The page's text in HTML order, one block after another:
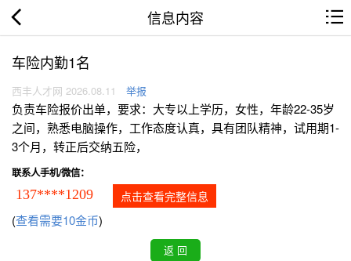
信息内容
车险内勤1名
西丰人才网 2026.08.11 举报
负责车险报价出单，要求：大专以上学历，女性，年龄22-35岁
之间，熟悉电脑操作，工作态度认真，具有团队精神，试用期1-
3个月，转正后交纳五险，
联系人手机/微信：
137****1209 点击查看完整信息
(查看需要10金币)